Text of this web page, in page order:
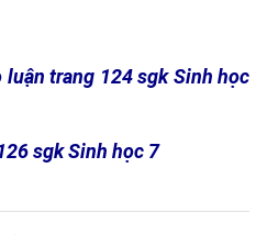
luận trang 124 sgk Sinh học
sgk Sinh học 7